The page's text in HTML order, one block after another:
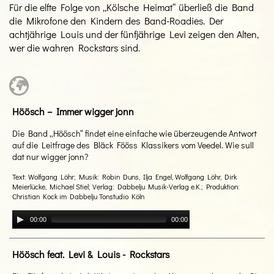
Für die elfte Folge von „Kölsche Heimat“ überließ die Band
die Mikrofone den Kindern des Band-Roadies. Der
achtjährige Louis und der fünfjährige Levi zeigen den Alten,
wer die wahren Rockstars sind.
Höösch – Immer wigger jonn
Die Band „Höösch“ findet eine einfache wie überzeugende Antwort
auf die Leitfrage des Bläck Fööss Klassikers vom Veedel. Wie sull
dat nur wigger jonn?
Text: Wolfgang Löhr; Musik: Robin Duns, Ilja Engel, Wolfgang Löhr, Dirk
Meierlücke, Michael Stiel; Verlag: Dabbelju Musik-Verlag e.K.; Produktion:
Christian Kock im Dabbelju Tonstudio Köln
00:00 00:00
Höösch feat. Levi & Louis - Rockstars